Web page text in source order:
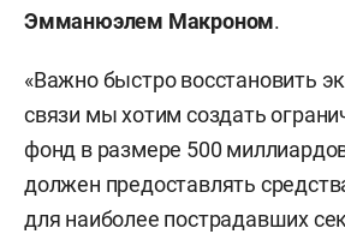
Эмманюэлем Макроном.
«Важно быстро восстановить
связи мы хотим создать
фонд в размере 500
должен предоставлять
для наиболее пострадавших